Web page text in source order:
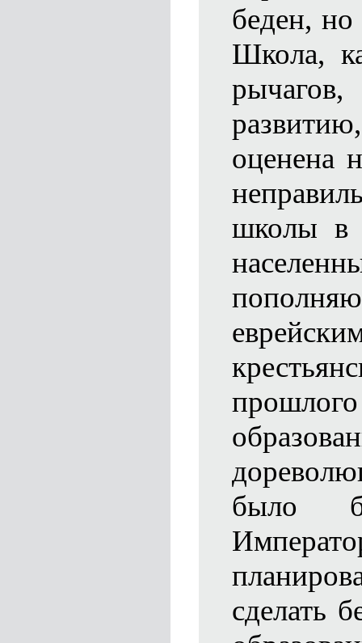
беден, но
Школа,
оценена
школы в
было
сделать